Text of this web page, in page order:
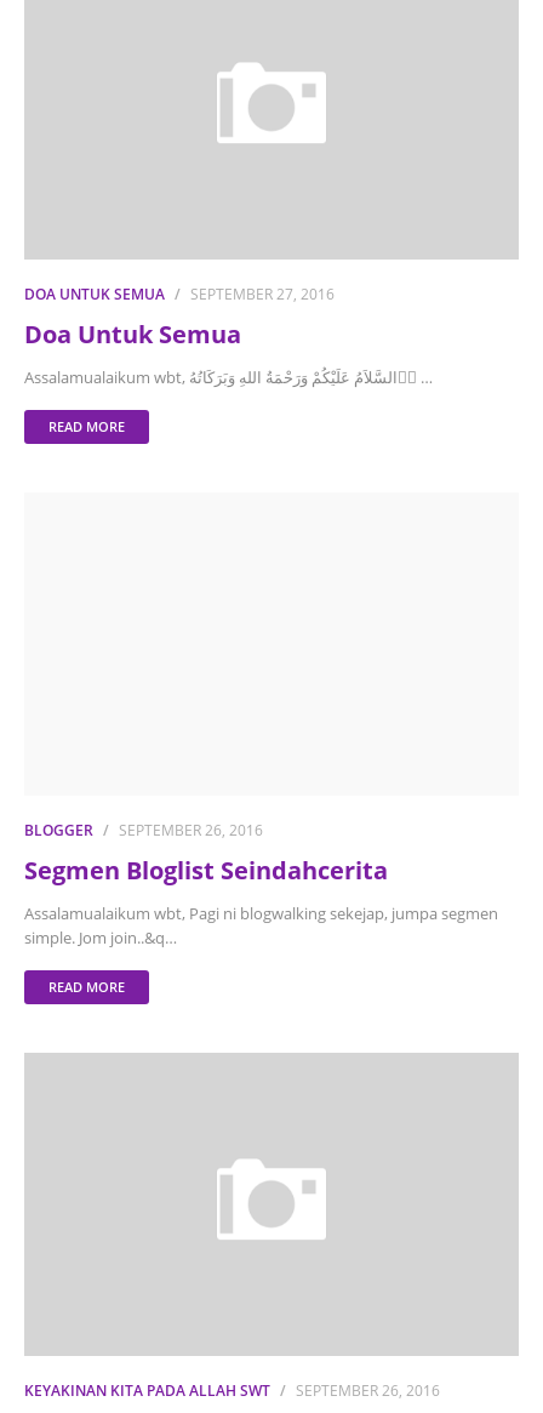
DOA UNTUK SEMUA SEPTEMBER 27, 2016
Doa Untuk Semua
Assalamualaikum wbt, السَّلاَمُ عَلَيْكُمْ وَرَحْمَةُ اللهِ وَبَرَكَاتُهُ ُِ…
READ MORE
BLOGGER SEPTEMBER 26, 2016
Segmen Bloglist Seindahcerita
Assalamualaikum wbt, Pagi ni blogwalking sekejap, jumpa segmen
simple. Jom join..&q…
READ MORE
KEYAKINAN KITA PADA ALLAH SWT SEPTEMBER 26, 2016